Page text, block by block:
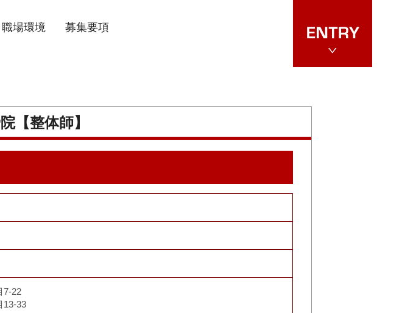
場環境 募集要項
【整体師】
7-22
13-33